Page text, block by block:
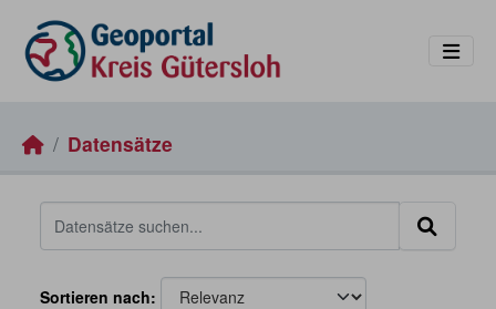
Datensätze
Sortieren nach